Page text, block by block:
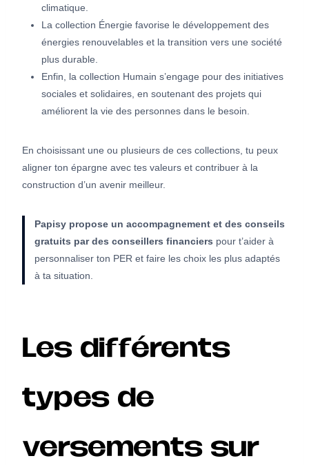
climatique.
La collection Énergie favorise le développement des
énergies renouvelables et la transition vers une société
plus durable.
Enfin, la collection Humain s’engage pour des initiatives
sociales et solidaires, en soutenant des projets qui
améliorent la vie des personnes dans le besoin.
En choisissant une ou plusieurs de ces collections, tu peux
aligner ton épargne avec tes valeurs et contribuer à la
construction d’un avenir meilleur.
Papisy propose un accompagnement et des conseils
gratuits par des conseillers financiers pour t’aider à
personnaliser ton PER et faire les choix les plus adaptés
à ta situation.
Les différents
types de
versements sur